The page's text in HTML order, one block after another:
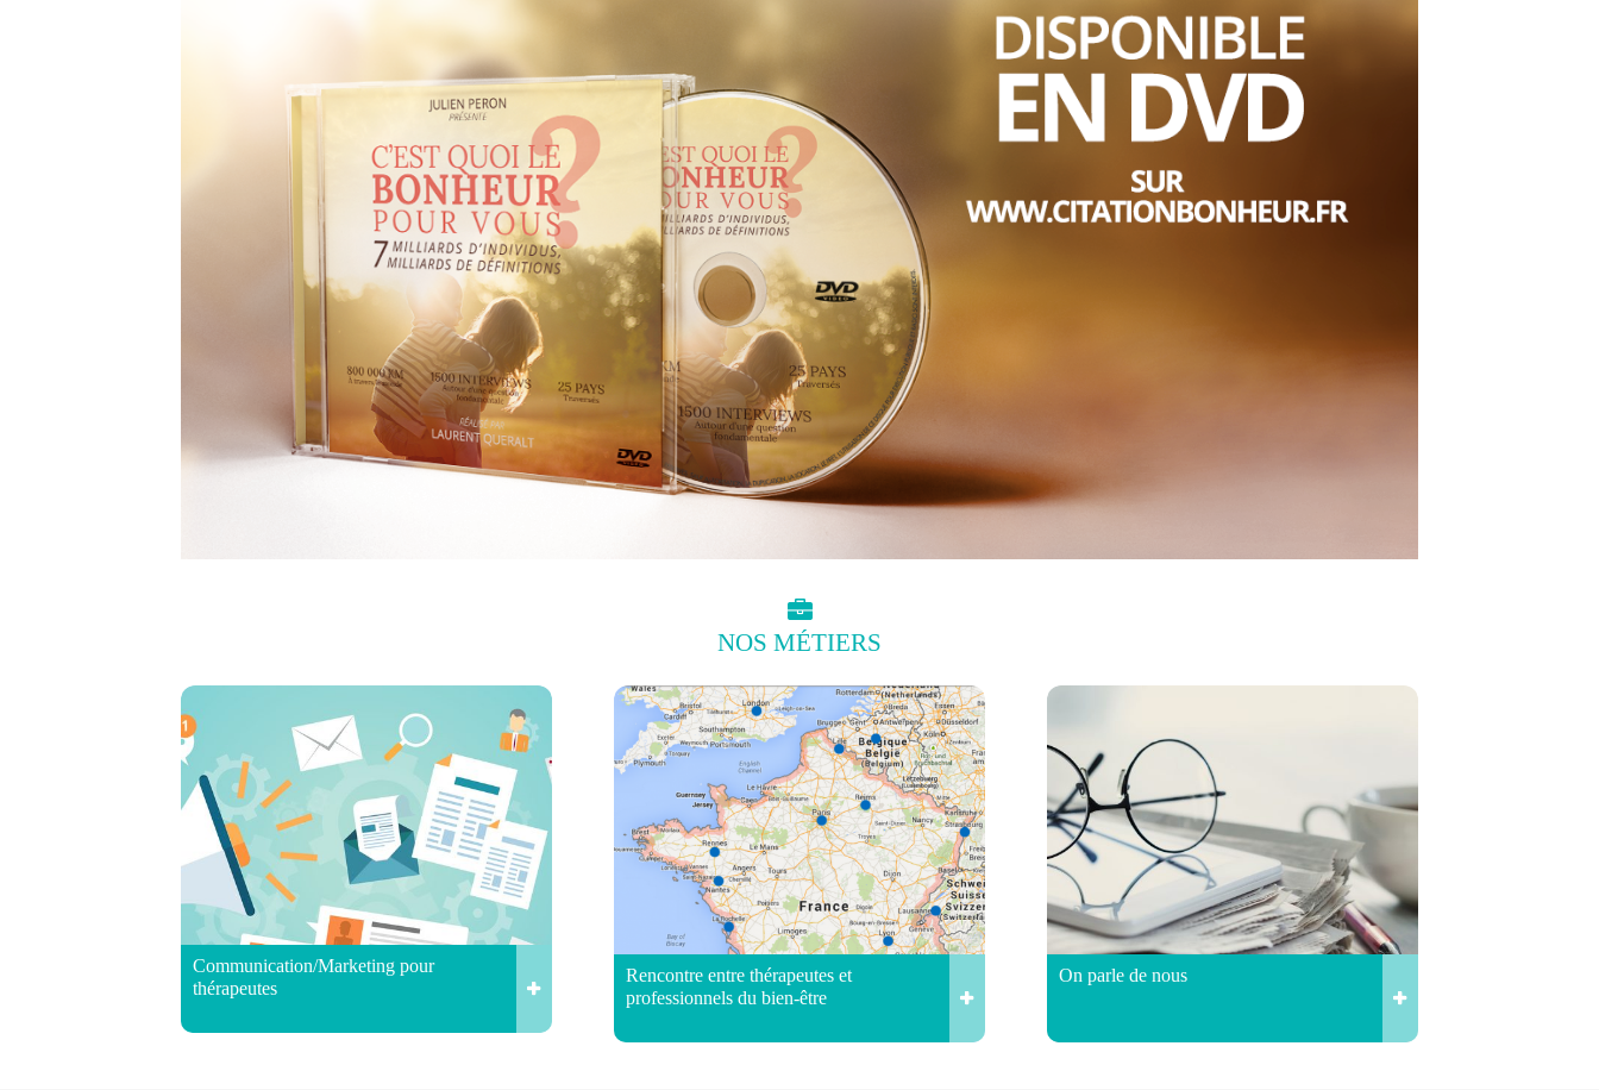
NOS MÉTIERS
Communication/Marketing pour
thérapeutes
Rencontre entre thérapeutes et
professionnels du bien-être
On parle de nous